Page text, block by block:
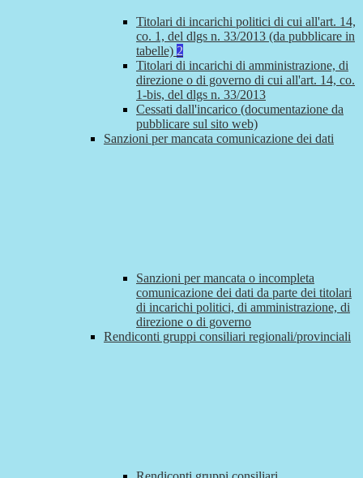
Titolari di incarichi politici di cui all'art. 14,
co. 1, del dlgs n. 33/2013 (da pubblicare in
tabelle) 2
Titolari di incarichi di amministrazione, di
direzione o di governo di cui all'art. 14, co.
1-bis, del dlgs n. 33/2013
Cessati dall'incarico (documentazione da
pubblicare sul sito web)
Sanzioni per mancata comunicazione dei dati
Sanzioni per mancata o incompleta
comunicazione dei dati da parte dei titolari
di incarichi politici, di amministrazione, di
direzione o di governo
Rendiconti gruppi consiliari regionali/provinciali